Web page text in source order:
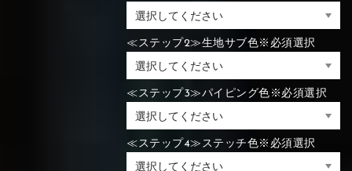
⑪Black
⑭Caramel
⑪Black
⑧Orange ⑨Pink
⑪Black ⑫Ivory
⑧Yellow ⑨Orange
⑧Yellow
⑪Blue ⑫Aqua blue
≪ステップ2≫生地サブ色※必須選択
≪ステップ3≫パイピング色※必須選択
≪ステップ4≫ステッチ色※必須選択